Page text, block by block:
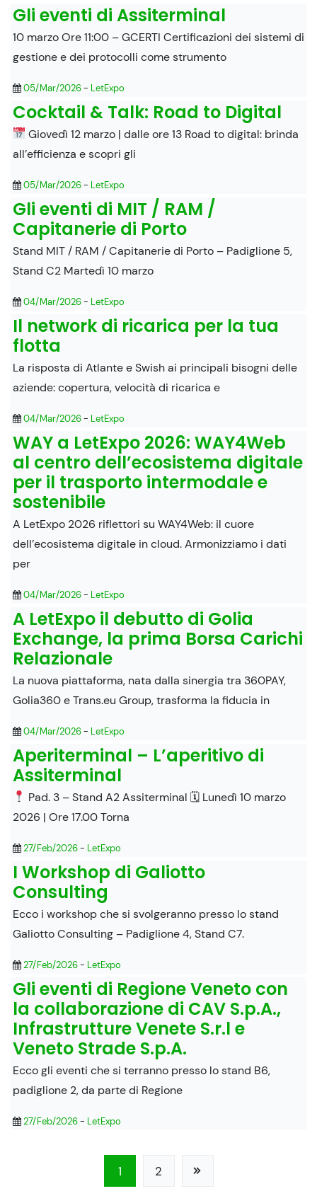
Gli eventi di Assiterminal
10 marzo Ore 11:00 – GCERTI Certificazioni dei sistemi di
gestione e dei protocolli come strumento
05/Mar/2026- LetExpo
Cocktail & Talk: Road to Digital
Giovedì 12 marzo | dalle ore 13 Road to digital: brinda
all’efficienza e scopri gli
05/Mar/2026- LetExpo
Gli eventi di MIT / RAM /
Capitanerie di Porto
Stand MIT / RAM / Capitanerie di Porto – Padiglione 5,
Stand C2 Martedì 10 marzo
04/Mar/2026- LetExpo
Il network di ricarica per la tua
flotta
La risposta di Atlante e Swish ai principali bisogni delle
aziende: copertura, velocità di ricarica e
04/Mar/2026- LetExpo
WAY a LetExpo 2026: WAY4Web
al centro dell’ecosistema digitale
per il trasporto intermodale e
sostenibile
A LetExpo 2026 riflettori su WAY4Web: il cuore
dell’ecosistema digitale in cloud. Armonizziamo i dati
per
04/Mar/2026- LetExpo
A LetExpo il debutto di Golia
Exchange, la prima Borsa Carichi
Relazionale
La nuova piattaforma, nata dalla sinergia tra 360PAY,
Golia360 e Trans.eu Group, trasforma la fiducia in
04/Mar/2026- LetExpo
Aperiterminal – L’aperitivo di
Assiterminal
Pad. 3 – Stand A2 Assiterminal 🗓 Lunedì 10 marzo
2026 | Ore 17.00 Torna
27/Feb/2026- LetExpo
I Workshop di Galiotto
Consulting
Ecco i workshop che si svolgeranno presso lo stand
Galiotto Consulting – Padiglione 4, Stand C7.
27/Feb/2026- LetExpo
Gli eventi di Regione Veneto con
la collaborazione di CAV S.p.A.,
Infrastrutture Venete S.r.l e
Veneto Strade S.p.A.
Ecco gli eventi che si terranno presso lo stand B6,
padiglione 2, da parte di Regione
27/Feb/2026- LetExpo
1 2